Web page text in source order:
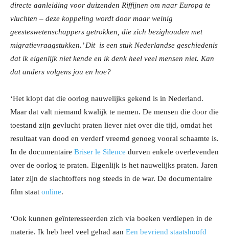
directe aanleiding voor duizenden Riffijnen om naar Europa te
vluchten – deze koppeling wordt door maar weinig
geesteswetenschappers getrokken, die zich bezighouden met
migratievraagstukken.’ Dit is een stuk Nederlandse geschiedenis
dat ik eigenlijk niet kende en ik denk heel veel mensen niet. Kan
dat anders volgens jou en hoe?
‘Het klopt dat die oorlog nauwelijks gekend is in Nederland.
Maar dat valt niemand kwalijk te nemen. De mensen die door die
toestand zijn gevlucht praten liever niet over die tijd, omdat het
resultaat van dood en verderf vreemd genoeg vooral schaamte is.
In de documentaire Briser le Silence durven enkele overlevenden
over de oorlog te praten. Eigenlijk is het nauwelijks praten. Jaren
later zijn de slachtoffers nog steeds in de war. De documentaire
film staat online.
‘Ook kunnen geïnteresseerden zich via boeken verdiepen in de
materie. Ik heb heel veel gehad aan Een bevriend staatshoofd